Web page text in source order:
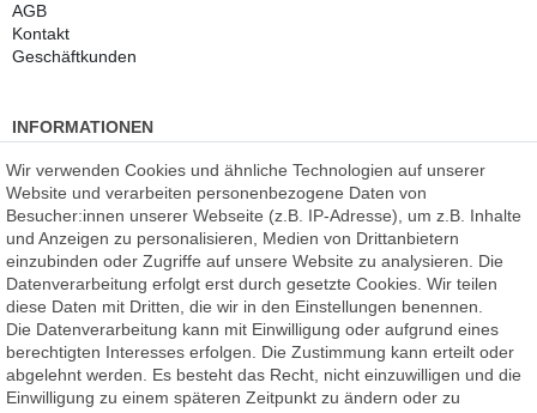
AGB
Kontakt
Geschäftkunden
INFORMATIONEN
Kauf auf Rechnung
Datenschutz
Kostenlose Beratung
SSL Verschlüsselung
Händlerbund-Mitglied
ROOMPIXXeine Marke der
F.A.R.B. Digitaldruck GmbH
Chemnitzer Straße 12a
09235 Burkhardtsdorf
Wir verwenden Cookies und ähnliche Technologien auf unserer
Website und verarbeiten personenbezogene Daten von
Besucher:innen unserer Webseite (z.B. IP-Adresse), um z.B. Inhalte
und Anzeigen zu personalisieren, Medien von Drittanbietern
einzubinden oder Zugriffe auf unsere Website zu analysieren. Die
Datenverarbeitung erfolgt erst durch gesetzte Cookies. Wir teilen
diese Daten mit Dritten, die wir in den Einstellungen benennen.
Die Datenverarbeitung kann mit Einwilligung oder aufgrund eines
berechtigten Interesses erfolgen. Die Zustimmung kann erteilt oder
abgelehnt werden. Es besteht das Recht, nicht einzuwilligen und die
Einwilligung zu einem späteren Zeitpunkt zu ändern oder zu